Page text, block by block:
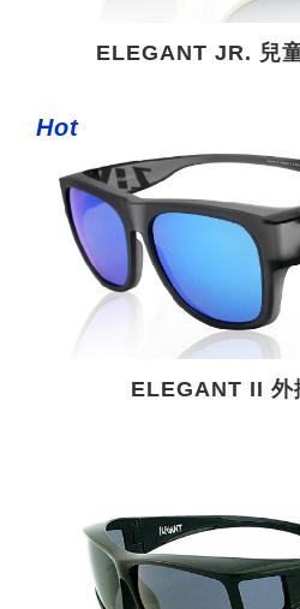
ELEGANT JR. 兒
Hot
ELEGANT II 外